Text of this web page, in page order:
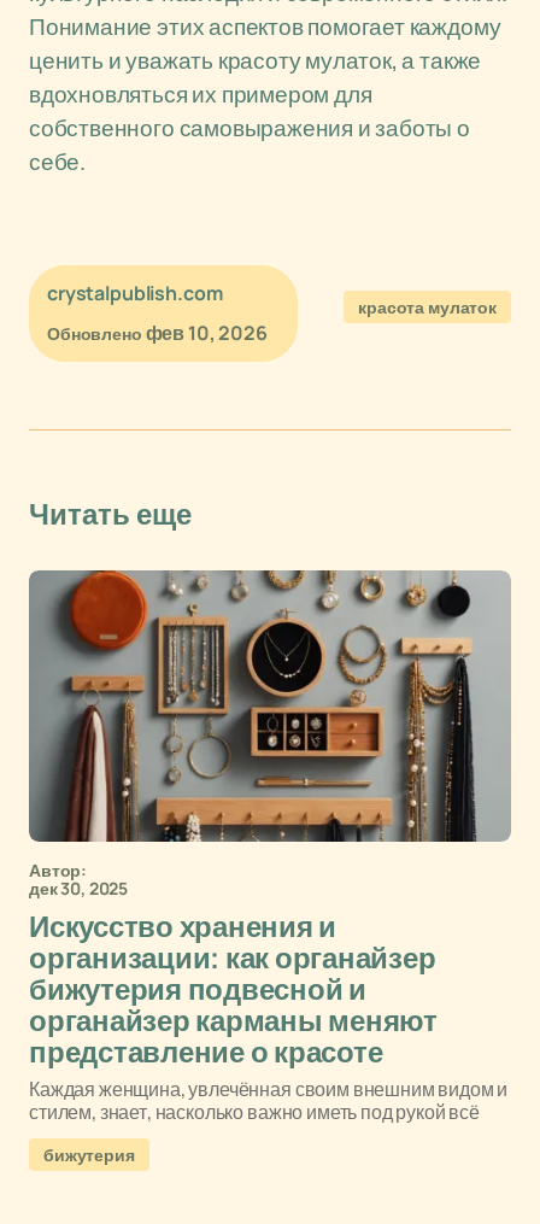
Понимание этих аспектов помогает каждому
ценить и уважать красоту мулаток, а также
вдохновляться их примером для
собственного самовыражения и заботы о
себе.
crystalpublish.com
Обновлено фев 10, 2026
красота мулаток
Читать еще
Автор:
дек 30, 2025
Искусство хранения и
организации: как органайзер
бижутерия подвесной и
органайзер карманы меняют
представление о красоте
Каждая женщина, увлечённая своим внешним видом и
стилем, знает, насколько важно иметь под рукой всё
бижутерия